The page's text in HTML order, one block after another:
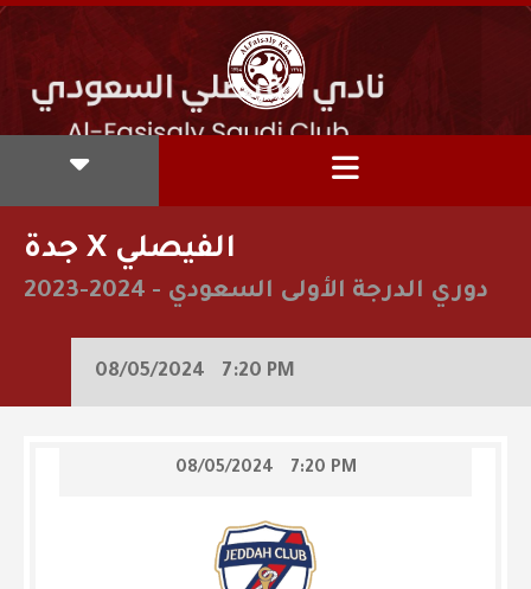
جدة X الفيصلي
2023-2024 - دوري الدرجة الأولى السعودي
08/05/2024 7:20 PM
08/05/2024 7:20 PM